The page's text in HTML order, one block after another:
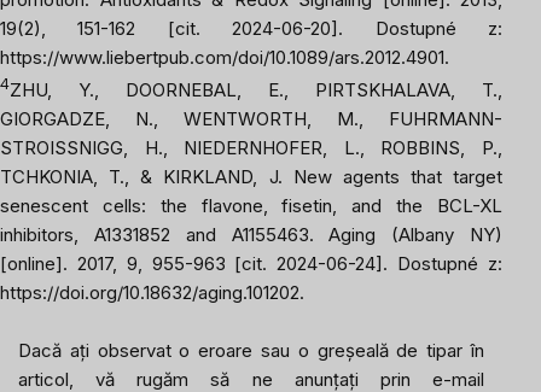
19(2), 151-162 [cit. 2024-06-20]. Dostupné z:
https://www.liebertpub.com/doi/10.1089/ars.2012.4901.
4ZHU, Y., DOORNEBAL, E., PIRTSKHALAVA, T.,
GIORGADZE, N., WENTWORTH, M., FUHRMANN-
STROISSNIGG, H., NIEDERNHOFER, L., ROBBINS, P.,
TCHKONIA, T., & KIRKLAND, J. New agents that target
senescent cells: the flavone, fisetin, and the BCL-XL
inhibitors, A1331852 and A1155463.Aging (Albany NY)
[online]. 2017, 9, 955-963 [cit. 2024-06-24]. Dostupné z:
https://doi.org/10.18632/aging.101202.
Dacă ați observat o eroare sau o greșeală de tipar în
articol, vă rugăm să ne anunțați prin e-mail